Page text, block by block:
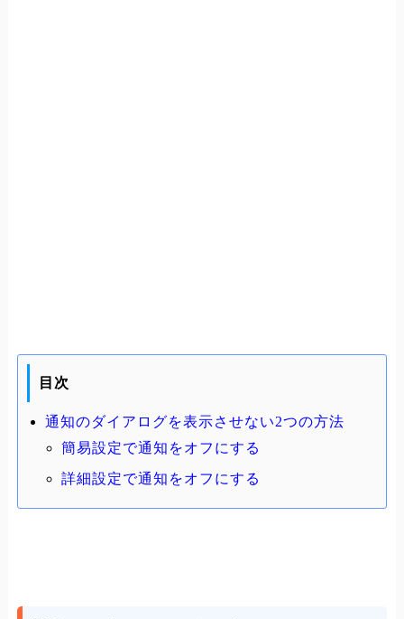
目次
通知のダイアログを表示させない2つの方法
簡易設定で通知をオフにする
詳細設定で通知をオフにする